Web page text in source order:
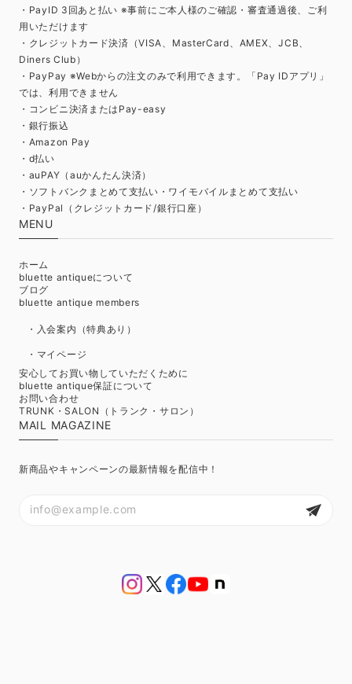
・PayID 3回あと払い ※事前にご本人様のご確認・審査通過後、ご利
用いただけます
・クレジットカード決済（VISA、MasterCard、AMEX、JCB、
Diners Club）
・PayPay ※Webからの注文のみで利用できます。「Pay IDアプリ」
では、利用できません
・コンビニ決済またはPay-easy
・銀行振込
・Amazon Pay
・d払い
・auPAY（auかんたん決済）
・ソフトバンクまとめて支払い・ワイモバイルまとめて支払い
・PayPal（クレジットカード/銀行口座）
MENU
ホーム
bluette antiqueについて
ブログ
bluette antique members
・入会案内（特典あり）
・マイページ
安心してお買い物していただくために
bluette antique保証について
お問い合わせ
TRUNK・SALON（トランク・サロン）
MAIL MAGAZINE
新商品やキャンペーンの最新情報を配信中！